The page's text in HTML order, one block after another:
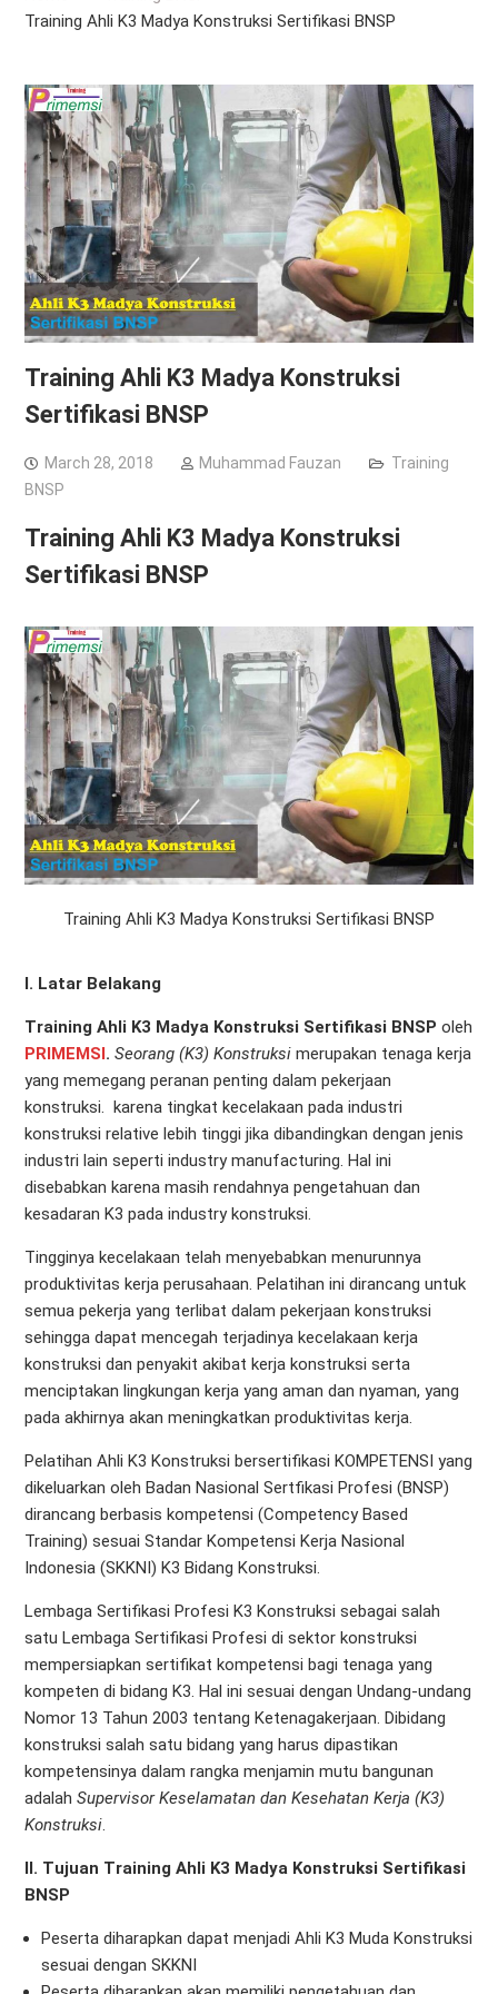
Training Ahli K3 Madya Konstruksi Sertifikasi BNSP
Training Ahli K3 Madya Konstruksi
Sertifikasi BNSP
March 28, 2018 Muhammad Fauzan
Training
BNSP
Training Ahli K3 Madya Konstruksi
Sertifikasi BNSP
Training Ahli K3 Madya Konstruksi Sertifikasi BNSP
I. Latar Belakang
Training Ahli K3 Madya Konstruksi Sertifikasi BNSP oleh
PRIMEMSI. Seorang (K3) Konstruksi merupakan tenaga kerja
yang memegang peranan penting dalam pekerjaan
konstruksi. karena tingkat kecelakaan pada industri
konstruksi relative lebih tinggi jika dibandingkan dengan jenis
industri lain seperti industry manufacturing. Hal ini
disebabkan karena masih rendahnya pengetahuan dan
kesadaran K3 pada industry konstruksi.
Tingginya kecelakaan telah menyebabkan menurunnya
produktivitas kerja perusahaan. Pelatihan ini dirancang untuk
semua pekerja yang terlibat dalam pekerjaan konstruksi
sehingga dapat mencegah terjadinya kecelakaan kerja
konstruksi dan penyakit akibat kerja konstruksi serta
menciptakan lingkungan kerja yang aman dan nyaman, yang
pada akhirnya akan meningkatkan produktivitas kerja.
Pelatihan Ahli K3 Konstruksi bersertifikasi KOMPETENSI yang
dikeluarkan oleh Badan Nasional Sertfikasi Profesi (BNSP)
dirancang berbasis kompetensi (Competency Based
Training) sesuai Standar Kompetensi Kerja Nasional
Indonesia (SKKNI) K3 Bidang Konstruksi.
Lembaga Sertifikasi Profesi K3 Konstruksi sebagai salah
satu Lembaga Sertifikasi Profesi di sektor konstruksi
mempersiapkan sertifikat kompetensi bagi tenaga yang
kompeten di bidang K3. Hal ini sesuai dengan Undang-undang
Nomor 13 Tahun 2003 tentang Ketenagakerjaan. Dibidang
konstruksi salah satu bidang yang harus dipastikan
kompetensinya dalam rangka menjamin mutu bangunan
adalah Supervisor Keselamatan dan Kesehatan Kerja (K3)
Konstruksi.
II. Tujuan Training Ahli K3 Madya Konstruksi Sertifikasi
BNSP
Peserta diharapkan dapat menjadi Ahli K3 Muda Konstruksi
sesuai dengan SKKNI